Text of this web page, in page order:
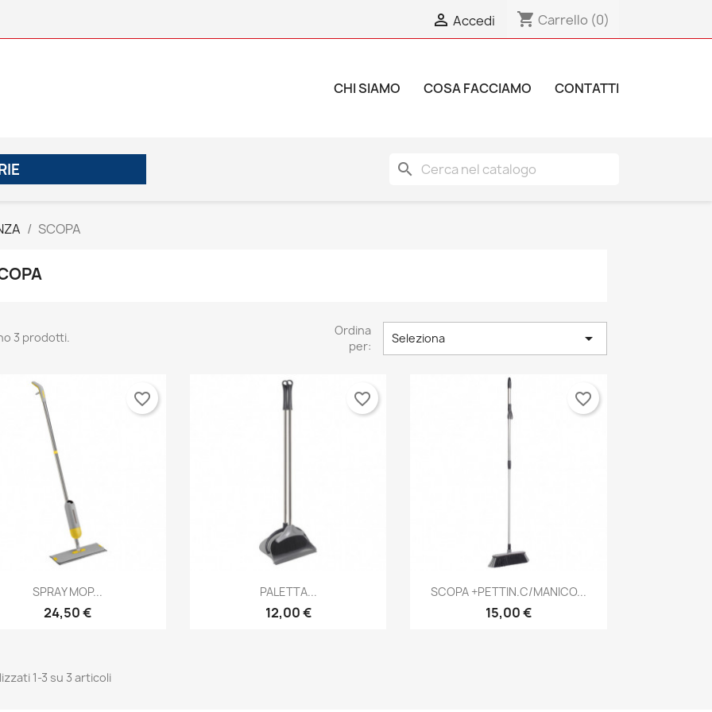
 Accedi shopping_cart Carrello (0)
CHI SIAMO COSA FACCIAMO CONTATTI
search
SCOPA
3 prodotti.
Ordina
per:
Seleziona 
SPRAY MOP...
24,50 €
Anteprima
favorite_border
PALETTA...
12,00 €
Anteprima
favorite_border
SCOPA +PETTIN.C/MANICO...
15,00 €
Anteprima
favorite_border
1-3 su 3 articoli